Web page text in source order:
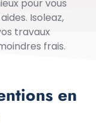
pour vous
Isoleaz,
travaux
frais.
en